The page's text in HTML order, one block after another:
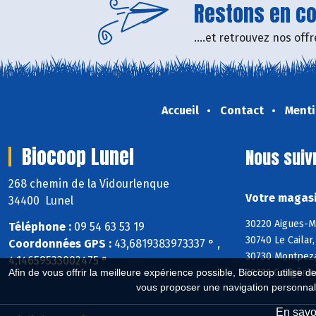
Afin de vous offrir la meilleure expérience possible, Biocoop utilise
vous proposer une navigation
En
Restons en
....et retrouvez nos
Accueil Contact
Biocoop Lunel
268 chemin de la Vidourlenque
34400 Lunel
Téléphone : 09 54 63 53 19
Coordonnées GPS : 43,6819383973337 ° ,
4,14659533002475 °
Nous
Votre
30220 Aigues-
30740 Le
30730
30111